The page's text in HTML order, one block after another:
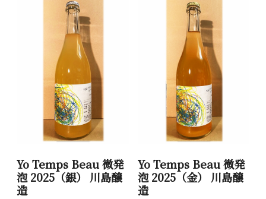
Yo Temps Beau 微発
泡 2025（銀） 川島醸
造
Yo Temps Beau 微発
泡 2025（金） 川島醸
造